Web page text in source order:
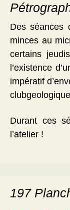
Des séances
minces au
certains
l’existence
impératif
Durant ces
l’atelier !
197